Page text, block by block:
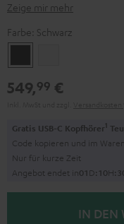
Zeige mir mehr
Farbe: Schwarz
549,99 €
Gratis USB-C Kopfhörer1
Code kopieren und im
Nur für kurze Zeit
Angebot endet in01D:10H: 3
IN DEN